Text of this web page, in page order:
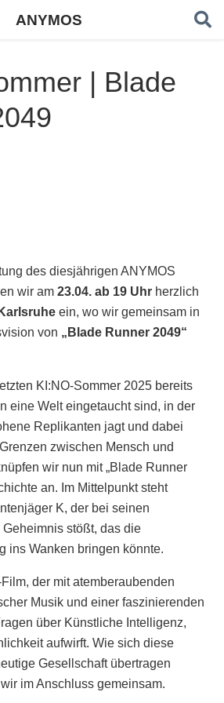
ANYMOS
| Blade
des diesjährigen ANYMOS
wir am 23.04. ab 19 Uhr herzlich
ein, wo wir gemeinsam in
von „Blade Runner 2049“
KI:NO-Sommer 2025 bereits
eine Welt eingetaucht sind, in der
Replikanten jagt und dabei
zwischen Mensch und
wir nun mit „Blade Runner
an. Im Mittelpunkt steht
K, der bei seinen
stößt, das die
ins Wanken bringen könnte.
der mit atemberaubenden
Musik und einer faszinierenden
über Künstliche Intelligenz,
aufwirft. Wie sich diese
Gesellschaft übertragen
im Anschluss gemeinsam.